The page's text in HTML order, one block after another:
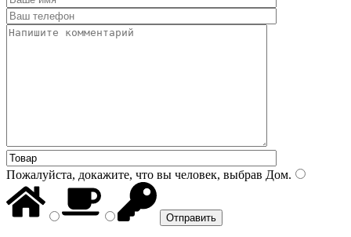
Пожалуйста, докажите, что вы человек, выбрав Дом.